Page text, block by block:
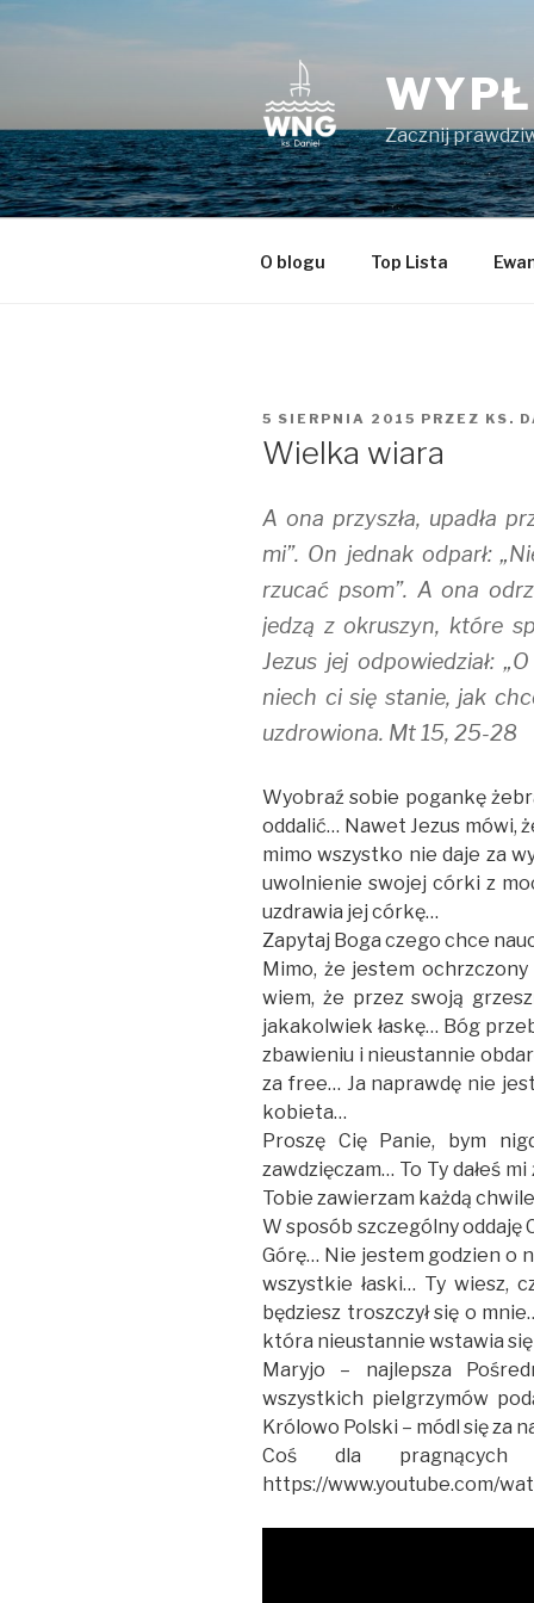
Zacznij
O blogu Top Lista
OPUBLIKOWANE
5 SIERPNIA 2015 PRZEZ KS.
Wielka wiara
A ona przyszła, upadła
mi”. On jednak odparł:
rzucać psom”. A ona
jedzą z okruszyn, które
Jezus jej odpowiedział:
niech ci się stanie, jak
uzdrowiona. Mt 15, 25-28
Wyobraź sobie pogankę
oddalić… Nawet Jezus mówi,
mimo wszystko nie daje za
uwolnienie swojej córki z
uzdrawia jej córkę…
Zapytaj Boga czego chce
Mimo, że jestem
wiem, że przez swoją
jakakolwiek łaskę… Bóg
zbawieniu i nieustannie
za free… Ja naprawdę nie
kobieta…
Proszę Cię Panie, bym
zawdzięczam… To Ty dałeś
Tobie zawierzam każdą
W sposób szczególny oddaję
Górę… Nie jestem godzien o
wszystkie łaski… Ty wiesz,
będziesz troszczył się o
która nieustannie wstawia się
Maryjo – najlepsza
wszystkich pielgrzymów
Królowo Polski – módl się za
Coś dla pragnących
https://www.youtube.com/